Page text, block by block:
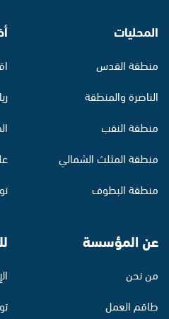
المحليات
منطقة القدس
الناصرة والمنطقة
منطقة النقب
منطقة المثلث الشمالي
منطقة البطوف
عن المؤسسة
من نحن
طاقم العمل